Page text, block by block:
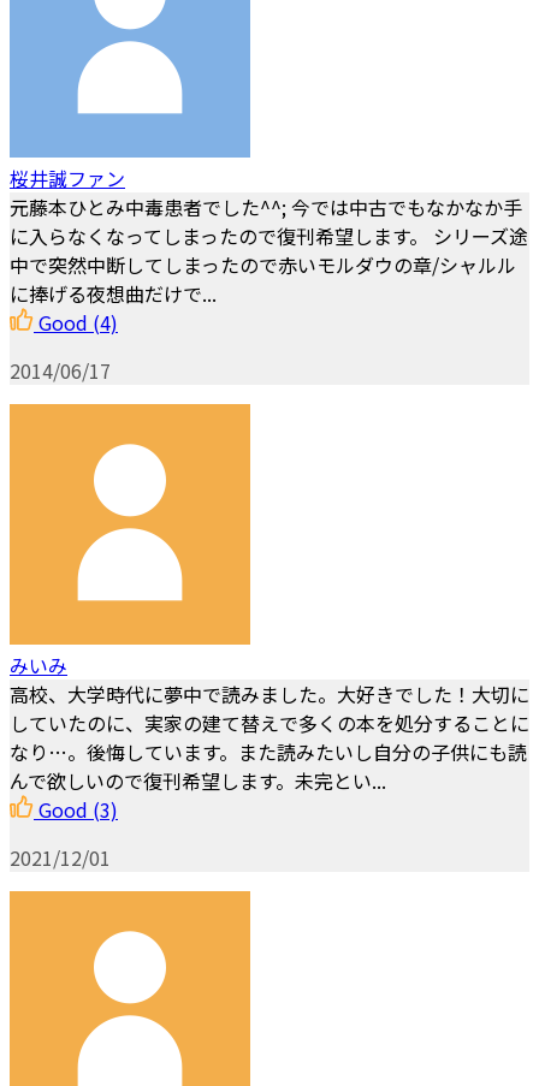
桜井誠ファン
元藤本ひとみ中毒患者でした^^; 今では中古でもなかなか手
に入らなくなってしまったので復刊希望します。 シリーズ途
中で突然中断してしまったので赤いモルダウの章/シャルル
に捧げる夜想曲だけで...
Good (4)
2014/06/17
みいみ
高校、大学時代に夢中で読みました。大好きでした！大切に
していたのに、実家の建て替えで多くの本を処分することに
なり…。後悔しています。また読みたいし自分の子供にも読
んで欲しいので復刊希望します。未完とい...
Good (3)
2021/12/01